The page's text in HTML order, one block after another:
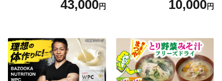
理 重箱 お正月 冷凍おせち 縁
ち 本格おせち おせち予約 年
末 年始 お取り寄せ 新春 贅沢
おせち こだわりおせち 惣菜
老舗おせち ふるさと納税お
せち 御節 お節料理 正月 調理
43,000円
ャンプ アウトドア キャンプ
10,000円